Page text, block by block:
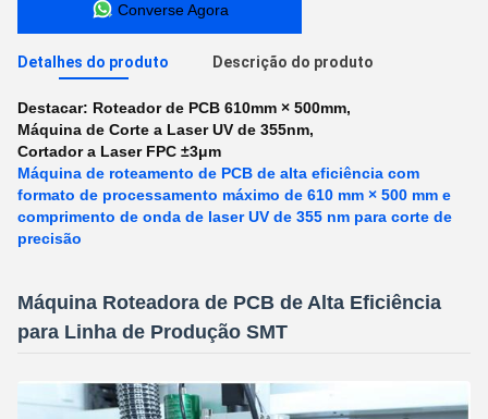
Converse Agora
Detalhes do produto Descrição do produto
Destacar: Roteador de PCB 610mm × 500mm,
Máquina de Corte a Laser UV de 355nm,
Cortador a Laser FPC ±3μm
Máquina de roteamento de PCB de alta eficiência com
formato de processamento máximo de 610 mm × 500 mm e
comprimento de onda de laser UV de 355 nm para corte de
precisão
Máquina Roteadora de PCB de Alta Eficiência
para Linha de Produção SMT